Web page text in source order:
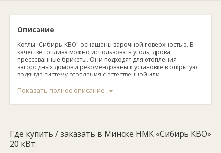
Описание
Котлы "Сибирь-КВО" оснащены варочной поверхностью. В
качестве топлива можно использовать уголь, дрова,
прессованные брикеты. Они подходят для отопления
загородных домов и рекомендованы к установке в открытую
водяную систему отопления с естественной или
Технические характеристики:
Мощность: 20 кВт.
Мощность блока ТЭНов:
Напряжение питания ТЭНов:
Показать полное описание
Где купить / заказать в Минске НМК «Сибирь КВО»
20 кВт: